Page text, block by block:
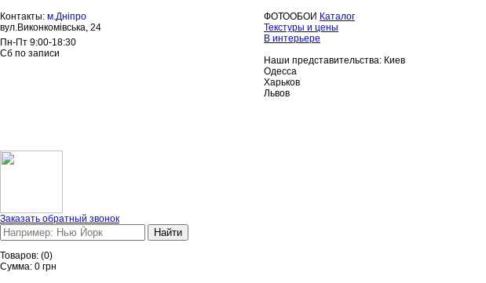
Контакты: м.Дніпро
вул.Виконкомівська, 24
Пн-Пт 9:00-18:30
Сб по записи
ФОТООБОИ Каталог
Текстуры и цены
В интерьере
Наши представительства: Киев
Одесса
Харьков
Львов
Заказать обратный звонок
Найти
Товаров: (0)
Сумма: 0 грн